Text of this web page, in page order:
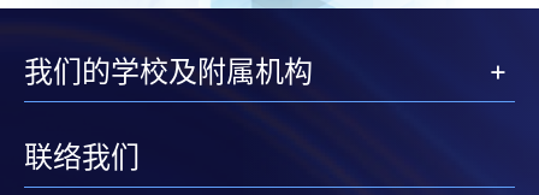
我们的学校及附属机构
联络我们